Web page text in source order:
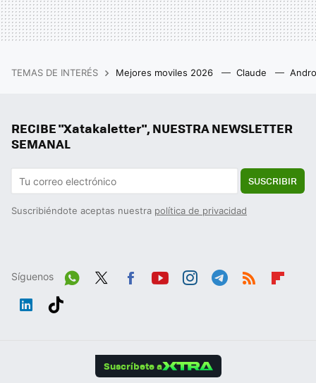
TEMAS DE INTERÉS Mejores moviles 2026 Claude
RECIBE "Xatakaletter", NUESTRA NEWSLETTER
SEMANAL
SUSCRIBIR
Suscribiéndote aceptas nuestra política de privacidad
Síguenos
Wh
Suscríbete a